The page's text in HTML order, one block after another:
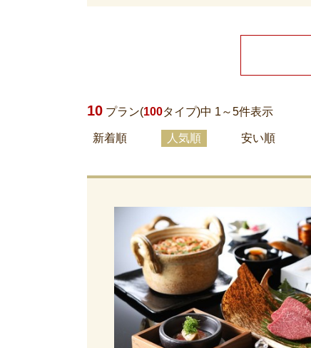
10 プラン(100タイプ)中 1～5件表示
新着順 人気順 安い順